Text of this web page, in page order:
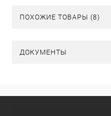
ПОХОЖИЕ ТОВАРЫ (8)
ДОКУМЕНТЫ